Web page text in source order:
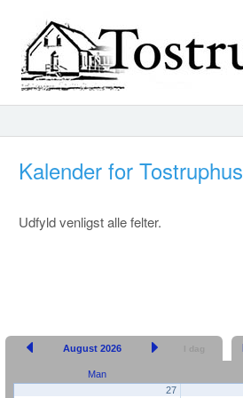
Kalender for Tostruphus
Udfyld venligst alle felter.
August 2026
Man
27